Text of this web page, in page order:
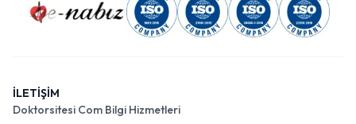
İLETİŞİM
Doktorsitesi Com Bilgi Hizmetleri